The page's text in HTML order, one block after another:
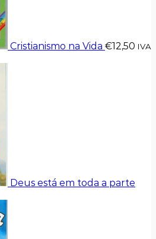
Cristianismo na Vida €12,50 IVA
Deus está em toda a parte